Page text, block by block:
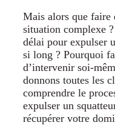
Mais alors que faire
situation complexe
délai pour expulser
si long ? Pourquoi
d’intervenir soi-
donnons toutes les
comprendre le
expulser un
récupérer votre